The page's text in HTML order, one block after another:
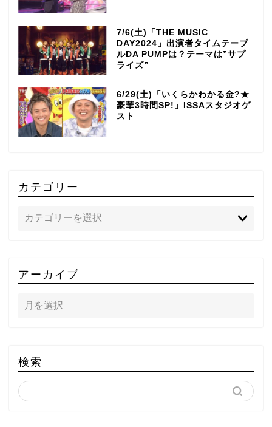
7/6(土)「THE MUSIC
DAY2024」出演者タイムテーブ
ルDA PUMPは？テーマは”サプ
ライズ”
6/29(土)「いくらかわかる金?★
豪華3時間SP!」ISSAスタジオゲ
スト
カテゴリー
アーカイブ
検索
～DA PUMP YORIの晴れ
ばれラジオ～